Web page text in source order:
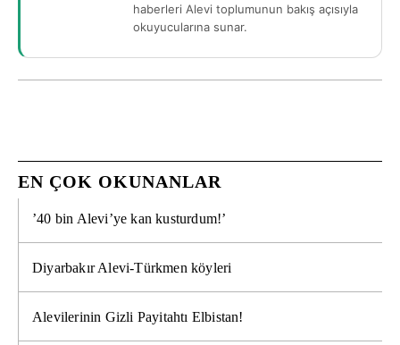
haberleri Alevi toplumunun bakış açısıyla
okuyucularına sunar.
EN ÇOK OKUNANLAR
’40 bin Alevi’ye kan kusturdum!’
Diyarbakır Alevi-Türkmen köyleri
Alevilerinin Gizli Payitahtı Elbistan!